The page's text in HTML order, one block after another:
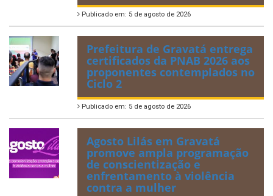
Publicado em: 5 de agosto de 2026
Prefeitura de Gravatá entrega
certificados da PNAB 2026 aos
proponentes contemplados no
Ciclo 2
Publicado em: 5 de agosto de 2026
Agosto Lilás em Gravatá
promove ampla programação
de conscientização e
enfrentamento à violência
contra a mulher